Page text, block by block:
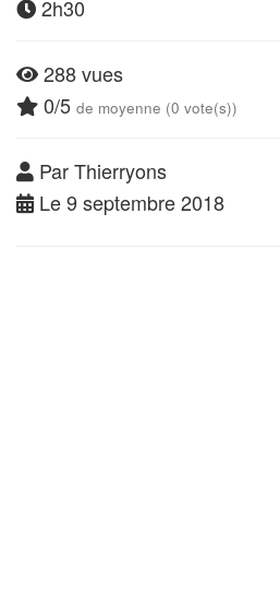
2h30
288 vues
0/5 de moyenne (0 vote(s))
Par Thierryons
Le 9 septembre 2018